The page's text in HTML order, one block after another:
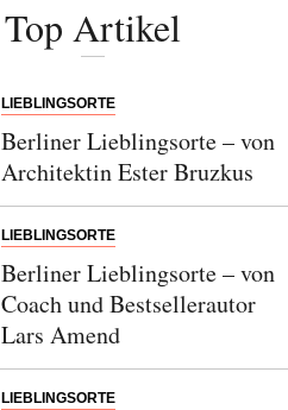
Top Artikel
LIEBLINGSORTE
Berliner Lieblingsorte – von
Architektin Ester Bruzkus
LIEBLINGSORTE
Berliner Lieblingsorte – von
Coach und Bestsellerautor
Lars Amend
LIEBLINGSORTE